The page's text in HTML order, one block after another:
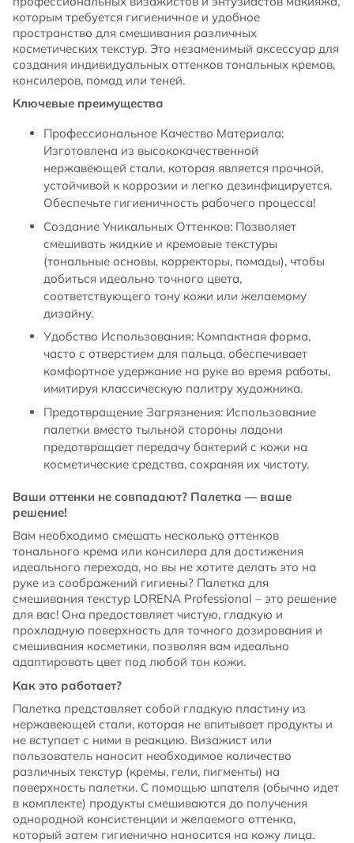
которым требуется гигиеничное и удобное
пространство для смешивания различных
косметических текстур. Это незаменимый аксессуар для
создания индивидуальных оттенков тональных кремов,
консилеров, помад или теней.
Ключевые преимущества
Профессиональное Качество Материала:
Изготовлена из высококачественной
нержавеющей стали, которая является прочной,
устойчивой к коррозии и легко дезинфицируется.
Обеспечьте гигиеничность рабочего процесса!
Создание Уникальных Оттенков: Позволяет
смешивать жидкие и кремовые текстуры
(тональные основы, корректоры, помады), чтобы
добиться идеально точного цвета,
соответствующего тону кожи или желаемому
дизайну.
Удобство Использования: Компактная форма,
часто с отверстием для пальца, обеспечивает
комфортное удержание на руке во время работы,
имитируя классическую палитру художника.
Предотвращение Загрязнения: Использование
палетки вместо тыльной стороны ладони
предотвращает передачу бактерий с кожи на
косметические средства, сохраняя их чистоту.
Ваши оттенки не совпадают? Палетка — ваше
решение!
Вам необходимо смешать несколько оттенков
тонального крема или консилера для достижения
идеального перехода, но вы не хотите делать это на
руке из соображений гигиены? Палетка для
смешивания текстур LORENA Professional – это решение
для вас! Она предоставляет чистую, гладкую и
прохладную поверхность для точного дозирования и
смешивания косметики, позволяя вам идеально
адаптировать цвет под любой тон кожи.
Как это работает?
Палетка представляет собой гладкую пластину из
нержавеющей стали, которая не впитывает продукты и
не вступает с ними в реакцию. Визажист или
пользователь наносит необходимое количество
различных текстур (кремы, гели, пигменты) на
поверхность палетки. С помощью шпателя (обычно идет
в комплекте) продукты смешиваются до получения
однородной консистенции и желаемого оттенка,
который затем гигиенично наносится на кожу лица.